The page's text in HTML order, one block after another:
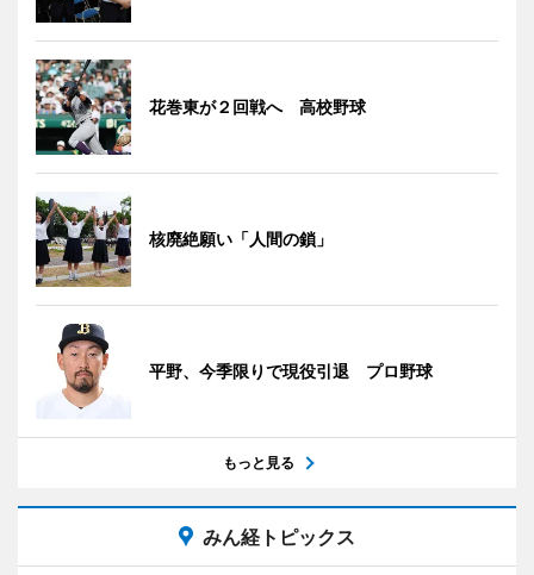
花巻東が２回戦へ 高校野球
核廃絶願い「人間の鎖」
平野、今季限りで現役引退 プロ野球
もっと見る
みん経トピックス